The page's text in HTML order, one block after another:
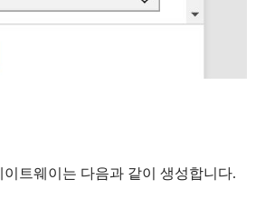
트웨이는 다음과 같이 생성합니다.